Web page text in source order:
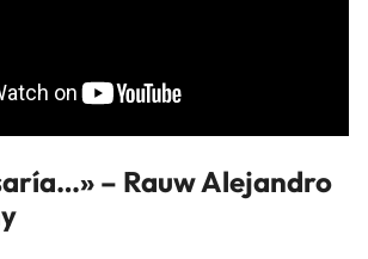
– Rauw Alejandro